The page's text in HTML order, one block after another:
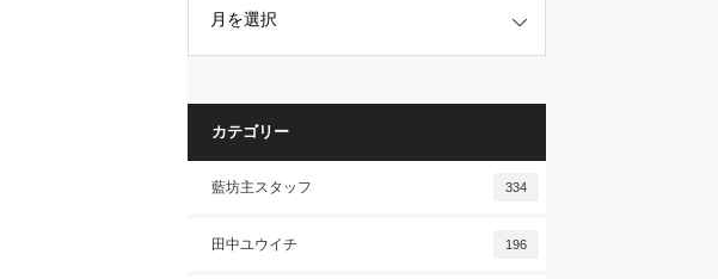
カテゴリー
藍坊主スタッフ 334
田中ユウイチ 196